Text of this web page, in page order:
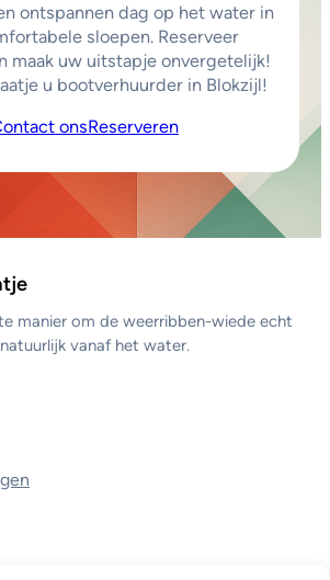
ontspannen dag op het water in
sloepen. Reserveer
maak uw uitstapje onvergetelijk!
u bootverhuurder in Blokzijl!
onsReserveren
manier om de weerribben-wiede echt
vanaf het water.